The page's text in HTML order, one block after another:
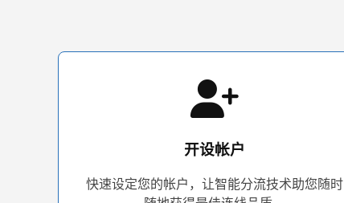
开设帐户
快速设定您的帐户，让智能分流技术助您随时